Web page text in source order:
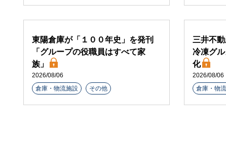
東陽倉庫が「１００年史」を発刊
「グループの役職員はすべて家
族」
2026/08/06
倉庫・物流施設
その他
三井不
冷凍グ
化
2026/08/06
倉庫・物